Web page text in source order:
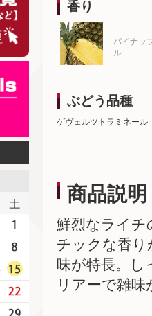
香り
パイナッ
ル
ぶどう品種
ゲヴェルツトラミネール
商品説明
鮮烈なライチ
チックな香り
味が特長。し
リアーで雑